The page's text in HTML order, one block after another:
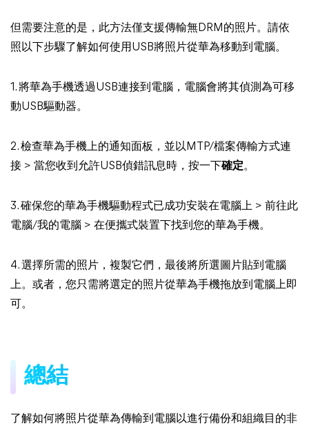
但需要注意的是，此方法僅支援傳輸無DRM的照片。請依
照以下步驟了解如何使用USB將照片從華為移動到電腦。
1. 將華為手機透過USB連接到電腦，電腦會將其偵測為可移
動USB驅動器。
2. 檢查華為手機上的通知面板，並以MTP/檔案傳輸方式連
接 > 當您收到允許USB偵錯訊息時，按一下確定。
3. 確保您的華為手機驅動程式已成功安裝在電腦上 > 前往此
電腦/我的電腦 > 在便攜式裝置下找到您的華為手機。
4. 選擇所需的照片，複製它們，最後將所選圖片貼到電腦
上。或者，您只需將選定的照片從華為手機拖放到電腦上即
可。
總結
了解如何將照片從華為傳輸到電腦以進行備份和組織目的非